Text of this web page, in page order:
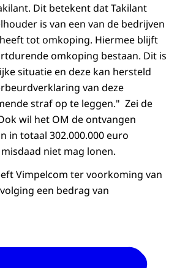
Dit betekent dat Takilant
is van een van de bedrijven
tot omkoping. Hiermee blijft
omkoping bestaan. Dit is
situatie en deze kan hersteld
van deze
straf op te leggen." Zei de
wil het OM de ontvangen
in totaal 302.000.000 euro
niet mag lonen.
Vimpelcom ter voorkoming van
een bedrag van